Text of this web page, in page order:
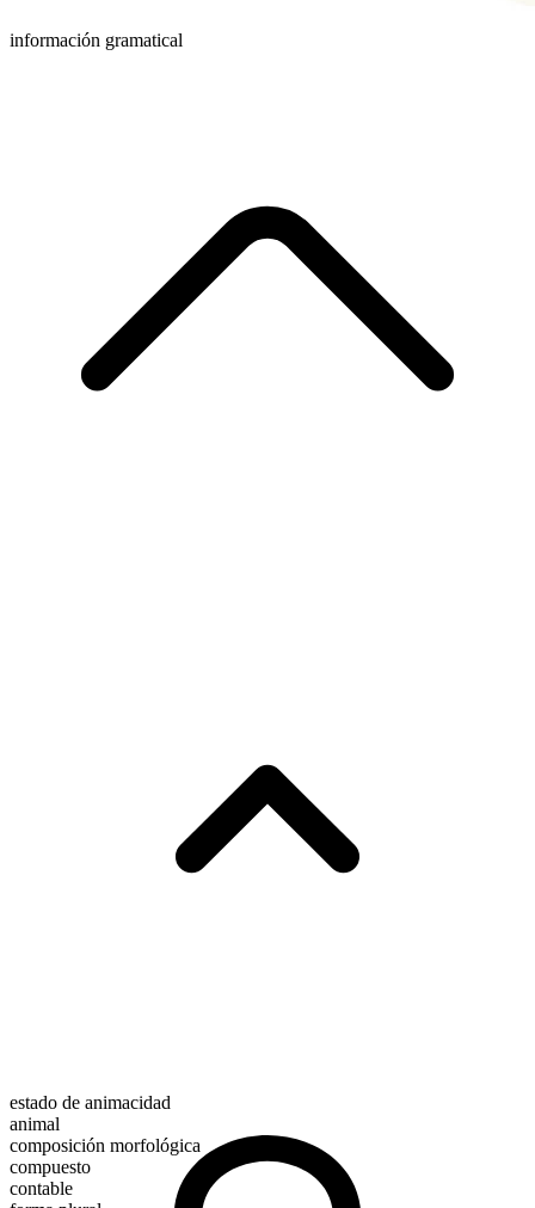
información gramatical
estado de animacidad
animal
composición morfológica
compuesto
contable